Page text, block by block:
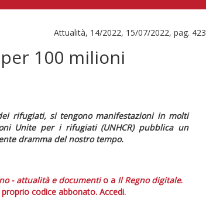
Attualità, 14/2022, 15/07/2022, pag. 423
100 milioni
rifugiati, si tengono manifestazioni in molti
Unite per i rifugiati (UNHCR) pubblica un
dramma del nostro tempo.
- attualità e documentio a Il Regno digitale.
codice abbonato. Accedi.